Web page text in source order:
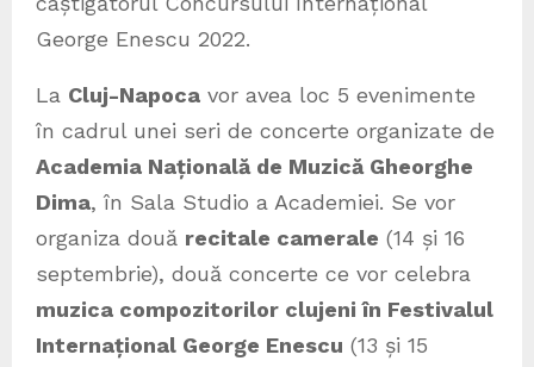
George Enescu 2022.
La Cluj-Napoca vor avea loc 5 evenimente
în cadrul unei seri de concerte organizate de
Academia Națională de Muzică Gheorghe
Dima, în Sala Studio a Academiei. Se vor
organiza două recitale camerale (14 și 16
septembrie), două concerte ce vor celebra
muzica compozitorilor clujeni în Festivalul
Internațional George Enescu (13 și 15